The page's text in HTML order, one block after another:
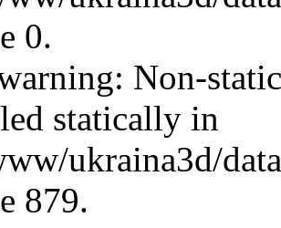
0.
Non-
statically in
ukraina3d/
879.